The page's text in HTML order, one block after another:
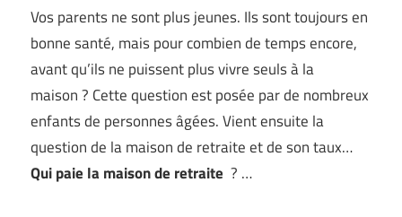
Vos parents ne sont plus jeunes. Ils sont toujours en
bonne santé, mais pour combien de temps encore,
avant qu’ils ne puissent plus vivre seuls à la
maison ? Cette question est posée par de nombreux
enfants de personnes âgées. Vient ensuite la
question de la maison de retraite et de son taux…
Qui paie la maison de retraite ? …